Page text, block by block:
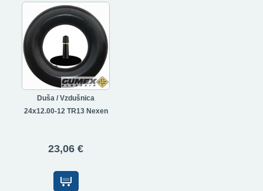
Duša / Vzdušnica
24x12.00-12 TR13 Nexen
23,06 €